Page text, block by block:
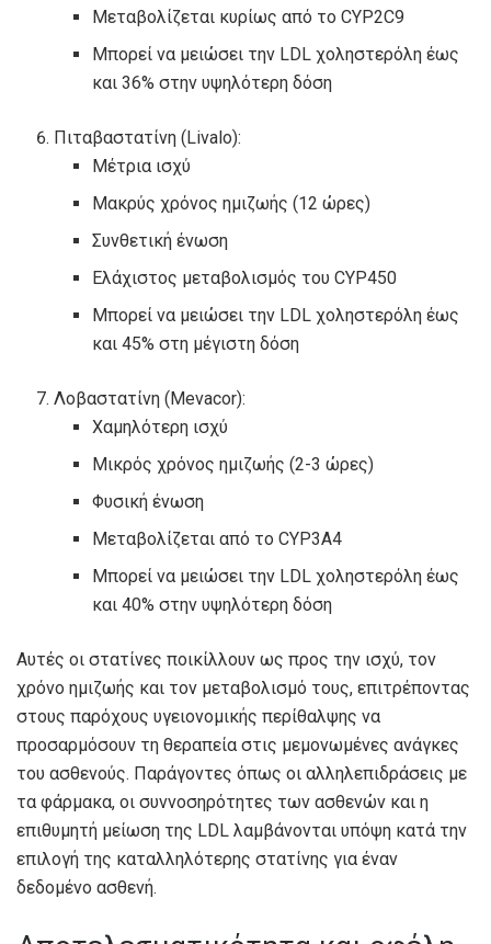
Μεταβολίζεται κυρίως από το CYP2C9
Μπορεί να μειώσει την LDL χοληστερόλη έως
και 36% στην υψηλότερη δόση
Πιταβαστατίνη (Livalo):
Μέτρια ισχύ
Μακρύς χρόνος ημιζωής (12 ώρες)
Συνθετική ένωση
Ελάχιστος μεταβολισμός του CYP450
Μπορεί να μειώσει την LDL χοληστερόλη έως
και 45% στη μέγιστη δόση
Λοβαστατίνη (Mevacor):
Χαμηλότερη ισχύ
Μικρός χρόνος ημιζωής (2-3 ώρες)
Φυσική ένωση
Μεταβολίζεται από το CYP3A4
Μπορεί να μειώσει την LDL χοληστερόλη έως
και 40% στην υψηλότερη δόση
Αυτές οι στατίνες ποικίλλουν ως προς την ισχύ, τον
χρόνο ημιζωής και τον μεταβολισμό τους, επιτρέποντας
στους παρόχους υγειονομικής περίθαλψης να
προσαρμόσουν τη θεραπεία στις μεμονωμένες ανάγκες
του ασθενούς. Παράγοντες όπως οι αλληλεπιδράσεις με
τα φάρμακα, οι συννοσηρότητες των ασθενών και η
επιθυμητή μείωση της LDL λαμβάνονται υπόψη κατά την
επιλογή της καταλληλότερης στατίνης για έναν
δεδομένο ασθενή.